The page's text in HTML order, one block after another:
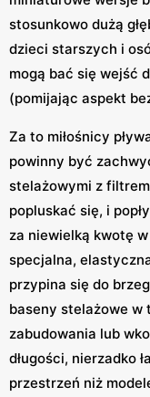
stosunkowo dużą
dzieci starszych i
mogą bać się wejść
(pomijając aspekt
Za to miłośnicy
powinny być
stelażowymi z
popluskać się, i
za niewielką kwotę
specjalna,
przypina się do
baseny stelażowe w
zabudowania lub
długości, nierzadko
przestrzeń niż